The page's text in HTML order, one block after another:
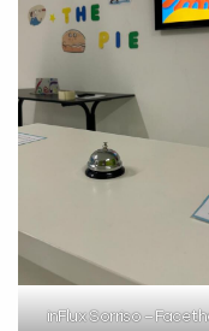
inFlux Sorriso – Face
PEÇA UMA
Não
inFlux